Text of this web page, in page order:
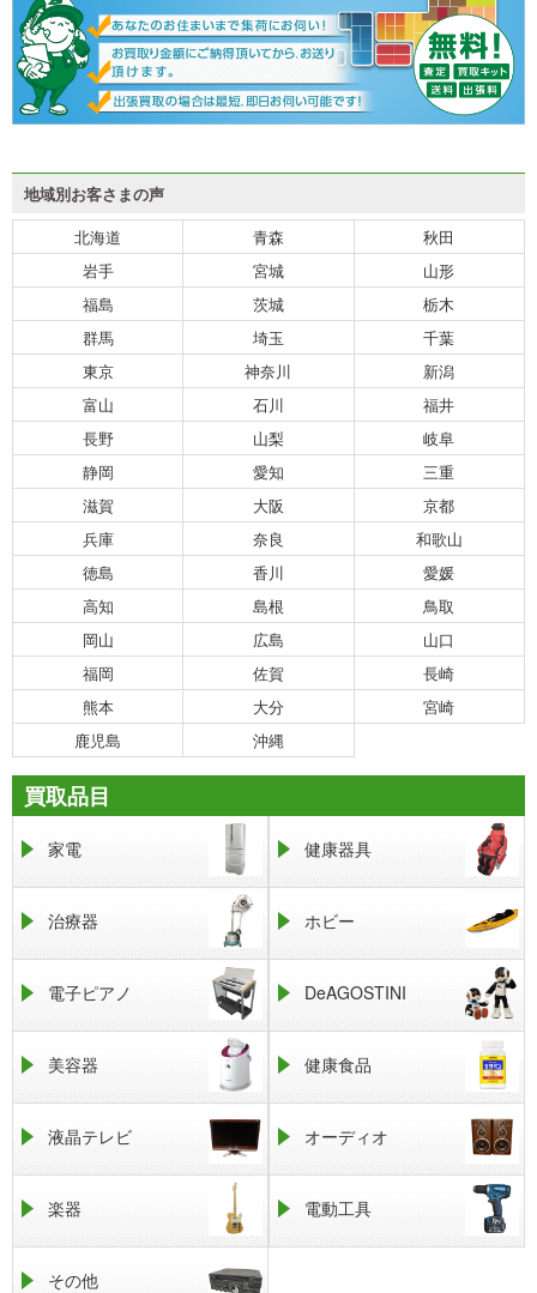
地域別お客さまの声
北海道
青森
秋田
岩手
宮城
山形
福島
茨城
栃木
群馬
埼玉
千葉
東京
神奈川
新潟
富山
石川
福井
長野
山梨
岐阜
静岡
愛知
三重
滋賀
大阪
京都
兵庫
奈良
和歌山
徳島
香川
愛媛
高知
島根
鳥取
岡山
広島
山口
福岡
佐賀
長崎
熊本
大分
宮崎
鹿児島
沖縄
買取品目
家電 健康器具
治療器 ホビー
電子ピアノ DeAGOSTINI
美容器 健康食品
液晶テレビ オーディオ
楽器 電動工具
その他